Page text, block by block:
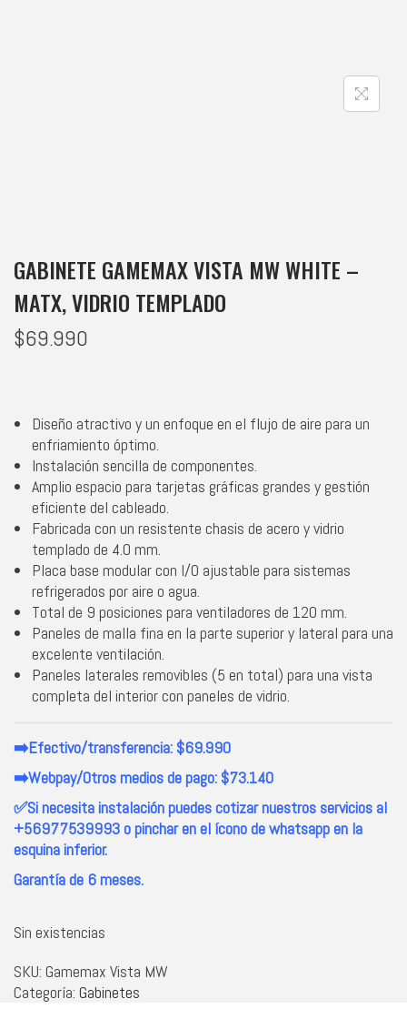
GABINETE GAMEMAX VISTA MW WHITE –
MATX, VIDRIO TEMPLADO
$69.990
Diseño atractivo y un enfoque en el flujo de aire para un
enfriamiento óptimo.
Instalación sencilla de componentes.
Amplio espacio para tarjetas gráficas grandes y gestión
eficiente del cableado.
Fabricada con un resistente chasis de acero y vidrio
templado de 4.0 mm.
Placa base modular con I/O ajustable para sistemas
refrigerados por aire o agua.
Total de 9 posiciones para ventiladores de 120 mm.
Paneles de malla fina en la parte superior y lateral para una
excelente ventilación.
Paneles laterales removibles (5 en total) para una vista
completa del interior con paneles de vidrio.
➡️Efectivo/transferencia: $69.990
➡️Webpay/Otros medios de pago: $73.140
✅Si necesita instalación puedes cotizar nuestros servicios al
+56977539993 o pinchar en el ícono de whatsapp en la
esquina inferior.
Garantía de 6 meses.
Sin existencias
SKU: Gamemax Vista MW
Categoría: Gabinetes